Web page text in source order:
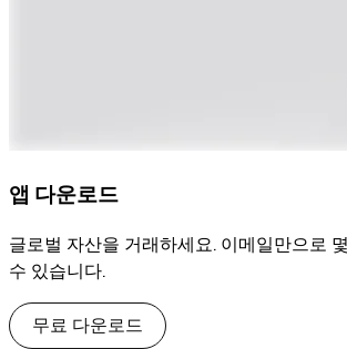
앱 다운로드
글로벌 자산을 거래하세요. 이메일만으로
수 있습니다.
무료 다운로드